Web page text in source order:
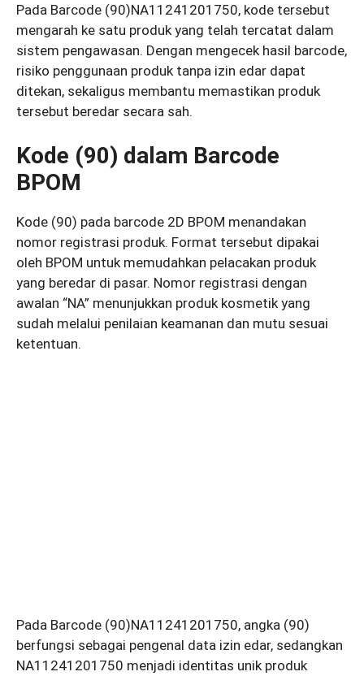
Pada Barcode (90)NA11241201750, kode tersebut
mengarah ke satu produk yang telah tercatat dalam
sistem pengawasan. Dengan mengecek hasil barcode,
risiko penggunaan produk tanpa izin edar dapat
ditekan, sekaligus membantu memastikan produk
tersebut beredar secara sah.
Kode (90) dalam Barcode
BPOM
Kode (90) pada barcode 2D BPOM menandakan
nomor registrasi produk. Format tersebut dipakai
oleh BPOM untuk memudahkan pelacakan produk
yang beredar di pasar. Nomor registrasi dengan
awalan “NA” menunjukkan produk kosmetik yang
sudah melalui penilaian keamanan dan mutu sesuai
ketentuan.
Pada Barcode (90)NA11241201750, angka (90)
berfungsi sebagai pengenal data izin edar, sedangkan
NA11241201750 menjadi identitas unik produk